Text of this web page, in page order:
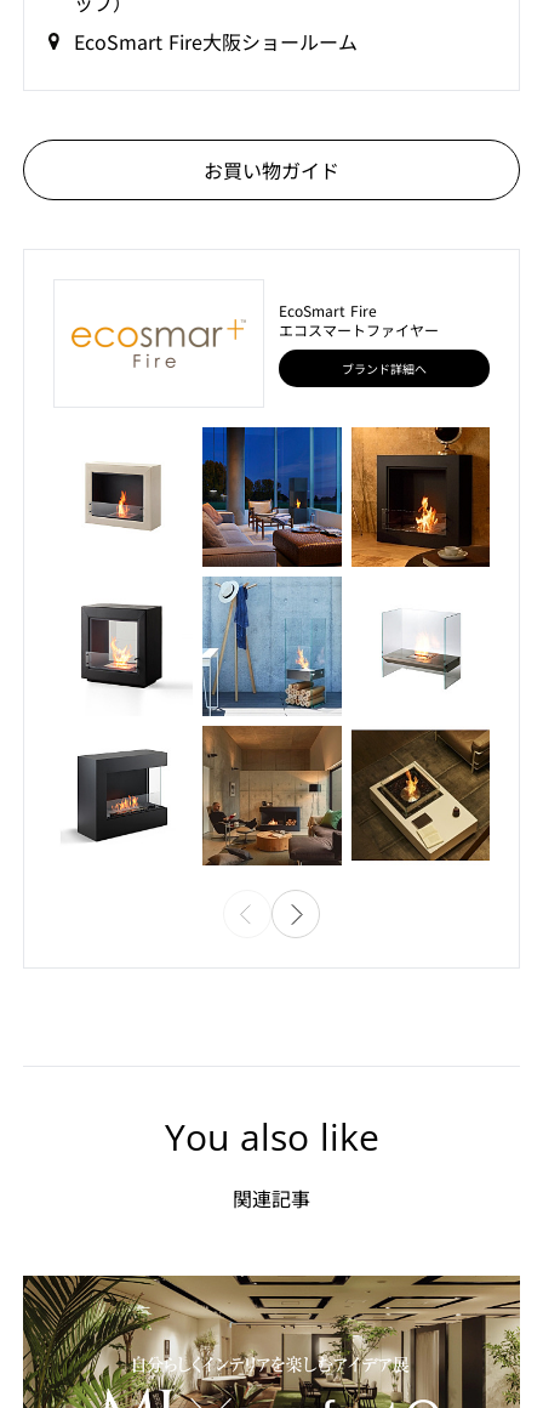
EcoSmart Fire大阪ショールーム
お買い物ガイド
EcoSmart Fire
エコスマートファイヤー
ブランド詳細へ
You also like
関連記事